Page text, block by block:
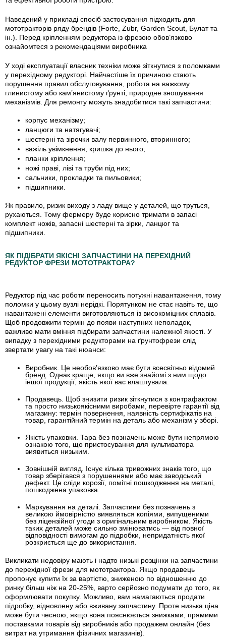
Наведений у прикладі спосіб застосування підходить для
мототракторів ряду брендів (Forte, Zubr, Garden Scout, Булат та
ін.). Перед кріпленням редуктора із фрезою обов’язково
ознайомтеся з рекомендаціями виробника
У ході експлуатації власник техніки може зіткнутися з поломками
у перехідному редукторі. Найчастіше їх причиною стають
порушення правил обслуговування, робота на важкому
глинистому або кам’янистому ґрунті, природне зношування
механізмів. Для ремонту можуть знадобитися такі запчастини:
корпус механізму;
ланцюги та натягувачі;
шестерні та зірочки валу первинного, вторинного;
важіль увімкнення, кришка до нього;
планки кріплення;
ножі праві, ліві та труби під них;
сальники, прокладки та пильовики;
підшипники.
Як правило, ризик виходу з ладу вище у деталей, що труться,
рухаються. Тому фермеру буде корисно тримати в запасі
комплект ножів, запасні шестерні та зірки, ланцюг та
підшипники.
ЯК ПІДІБРАТИ ЯКІСНІ ЗАПЧАСТИНИ НА ПЕРЕХІДНИЙ
РЕДУКТОР ФРЕЗИ МОТОТРАКТОРА?
Редуктор під час роботи переносить потужні навантаження, тому
поломки у цьому вузлі нерідкі. Порятунком не стає навіть те, що
навантажені елементи виготовляються із високоміцних сплавів.
Щоб продовжити термін до появи наступних неполадок,
важливо мати вміння підбирати запчастини належної якості. У
випадку з перехідними редукторами на ґрунтофрези слід
звертати увагу на такі нюанси:
Виробник. Це необов’язково має бути всесвітньо відомий
бренд. Однак краще, якщо ви вже знайомі з ним щодо
іншої продукції, якість якої вас влаштувала.
Продавець. Щоб знизити ризик зіткнутися з контрафактом
та просто низькоякісними виробами, перевірте гарантії від
магазину: термін повернення, наявність сертифікатів на
товар, гарантійний термін на деталь або механізм у зборі.
Якість упаковки. Тара без позначень може бути непрямою
ознакою того, що пристосування для культиватора
виявиться низьким.
Зовнішній вигляд. Існує кілька тривожних знаків того, що
товар зберігався з порушеннями або має заводський
дефект. Це сліди корозії, помітні пошкодження на металі,
пошкоджена упаковка.
Маркування на деталі. Запчастини без позначень з
великою ймовірністю виявляться копіями, випущеними
без ліцензійної угоди з оригінальним виробником. Якість
таких деталей може сильно змінюватись — від повної
відповідності вимогам до підробки, непридатність якої
розкриється ще до використання.
Викликати недовіру мають і надто низькі розцінки на запчастини
до перехідної фрези для мототрактора. Якщо продавець
пропонує купити їх за вартістю, зниженою по відношенню до
ринку більш ніж на 20-25%, варто серйозно подумати до того, як
оформлювати покупку. Можливо, вам намагаються продати
підробку, відновлену або вживану запчастину. Проте низька ціна
може бути чесною, якщо вона пояснюється знижками, прямими
поставками товарів від виробників або продажем онлайн (без
витрат на утримання фізичних магазинів).